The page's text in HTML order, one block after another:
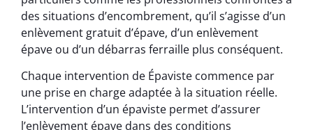
des situations d’encombrement, qu’il s’agisse d’un
enlèvement gratuit d’épave, d’un enlèvement
épave ou d’un débarras ferraille plus conséquent.
Chaque intervention de Épaviste commence par
une prise en charge adaptée à la situation réelle.
L’intervention d’un épaviste permet d’assurer
l’enlèvement épave dans des conditions